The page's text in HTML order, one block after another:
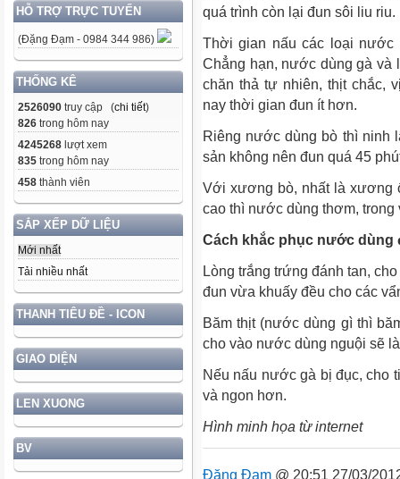
HỖ TRỢ TRỰC TUYẾN
(Đặng Đạm - 0984 344 986)
THỐNG KÊ
2526090 truy cập (chi tiết)
826 trong hôm nay
4245268 lượt xem
835 trong hôm nay
458 thành viên
SẮP XẾP DỮ LIỆU
Mới nhất
Tải nhiều nhất
THANH TIÊU ĐỀ - ICON
GIAO DIỆN
LEN XUONG
BV
quá trình còn lại đun sôi liu riu.
Thời gian nấu các loại nước
Chẳng hạn, nước dùng gà
chăn thả tự nhiên, thịt chắc,
nay thời gian đun ít hơn.
Riêng nước dùng bò thì ninh
sản không nên đun quá 45
Với xương bò, nhất là xương
cao thì nước dùng thơm, trong
Cách khắc phục nước dùng
Lòng trắng trứng đánh tan,
đun vừa khuấy đều cho các
Băm thịt (nước dùng gì thì
cho vào nước dùng nguội sẽ
Nếu nấu nước gà bị đục, cho
và ngon hơn.
Hình minh họa từ internet
Đặng Đạm @ 20:51 27/03/